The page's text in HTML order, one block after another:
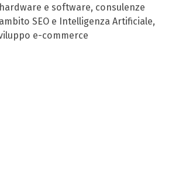
e software, consulenze
SEO e Intelligenza Artificiale,
e-commerce